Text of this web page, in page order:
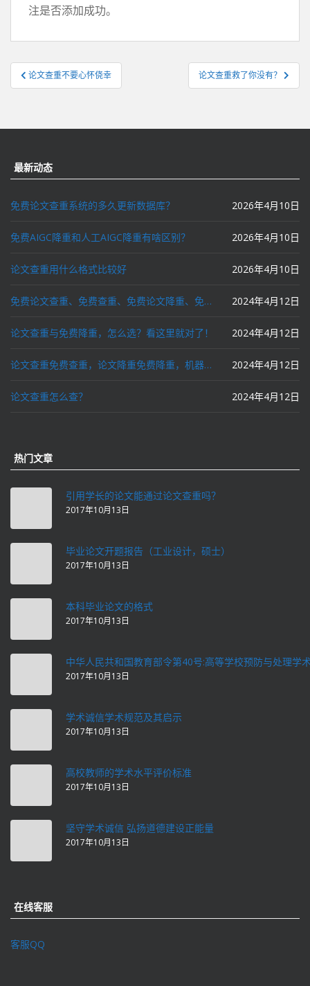
注是否添加成功。
文
章
航
论文查重不要心怀侥幸 论文查重救了你没有？
最新动态
免费论文查重系统的多久更新数据库？ 2026年4月10日
免费AIGC降重和人工AIGC降重有啥区别？ 2026年4月10日
论文查重用什么格式比较好 2026年4月10日
免费论文查重、免费查重、免费论文降重、免费降重、智能降重、一键降重、降低AIGC写作率、AI写论文，这些名词你了解吗？ 2024年4月12日
论文查重与免费降重，怎么选？看这里就对了！ 2024年4月12日
论文查重免费查重，论文降重免费降重，机器降重，人工降重，降低AIGC写作率，ai写论文，都要选论文狗和paperdog以及文思慧达！ 2024年4月12日
论文查重怎么查？ 2024年4月12日
热门文章
引用学长的论文能通过论文查重吗？
2017年10月13日
毕业论文开题报告（工业设计，硕士）
2017年10月13日
本科毕业论文的格式
2017年10月13日
中华人民共和国教育部令第40号:高等学校预防与处理学
2017年10月13日
学术诚信学术规范及其启示
2017年10月13日
高校教师的学术水平评价标准
2017年10月13日
坚守学术诚信 弘扬道德建设正能量
2017年10月13日
在线客服
客服QQ